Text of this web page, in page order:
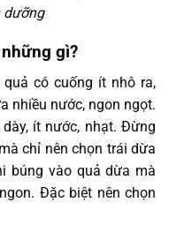
dưỡng
gì?
có cuống ít nhô ra,
nhiều nước, ngon ngọt.
ít nước, nhạt. Đừng
chỉ nên chọn trái dừa
búng vào quả dừa mà
Đặc biệt nên chọn